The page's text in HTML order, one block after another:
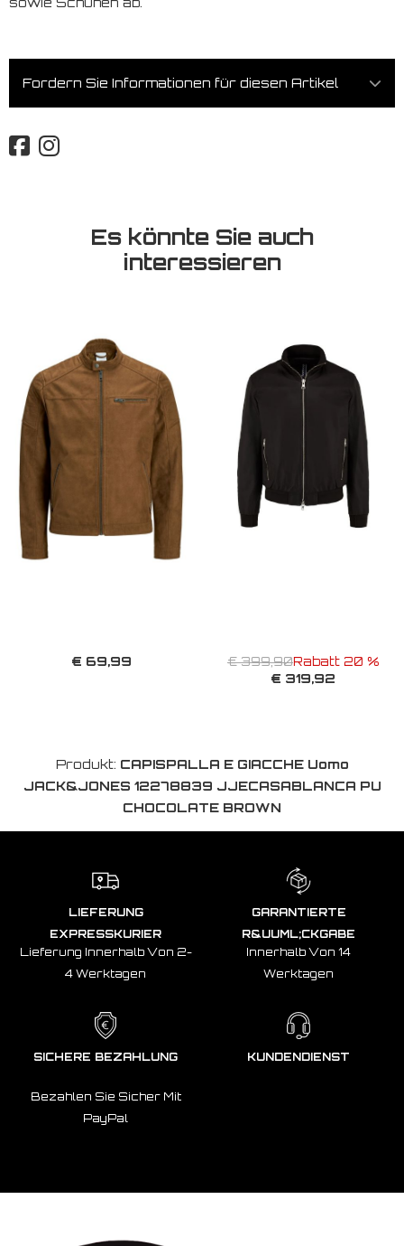
Fordern Sie Informationen für diesen Artikel
Es könnte Sie auch
interessieren
€ 69,99 € 399,90Rabatt 20 %
€ 319,92
Produkt: CAPISPALLA E GIACCHE Uomo
JACK&JONES 12278839 JJECASABLANCA PU
CHOCOLATE BROWN
LIEFERUNG
EXPRESSKURIER
Lieferung Innerhalb Von 2-
4 Werktagen
GARANTIERTE
R&UUML;CKGABE
Innerhalb Von 14
Werktagen
SICHERE BEZAHLUNG
Bezahlen Sie Sicher Mit
PayPal
KUNDENDIENST